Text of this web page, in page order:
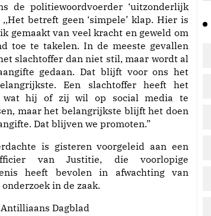
de politiewoordvoerder ‘uitzonderlijk
,,Het betreft geen ‘simpele’ klap. Hier is
gemaakt van veel kracht en geweld om
toe te takelen. In de meeste gevallen
slachtoffer dan niet stil, maar wordt al
gedaan. Dat blijft voor ons het
Een slachtoffer heeft het
wat hij of zij wil op social media te
maar het belangrijkste blijft het doen
Dat blijven we promoten.”
is gisteren voorgeleid aan een
van Justitie, die voorlopige
heeft bevolen in afwachting van
in de zaak.
Antilliaans Dagblad